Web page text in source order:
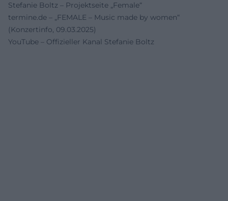
Stefanie Boltz – Projektseite „Female“
termine.de – „FEMALE – Music made by women“
(Konzertinfo, 09.03.2025)
YouTube – Offizieller Kanal Stefanie Boltz